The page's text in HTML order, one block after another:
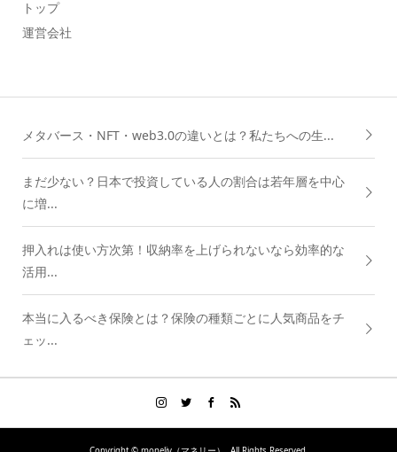
トップ
運営会社
メタバース・NFT・web3.0の違いとは？私たちへの生...
まだ少ない？日本で投資している人の割合は若年層を中心
に増...
押入れは使い方次第！収納率を上げられないなら効率的な
活用...
本当に入るべき保険とは？保険の種類ごとに人気商品をチ
ェッ...